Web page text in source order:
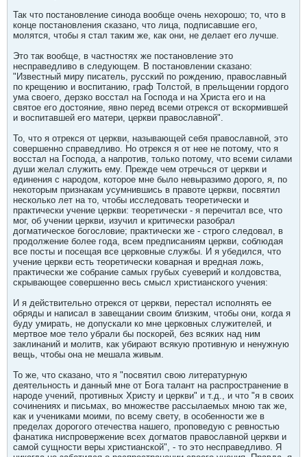
Так что постановление синода вообще очень нехорошо; то, что в
конце постановления сказано, что лица, подписавшие его,
молятся, чтобы я стал таким же, как они, не делает его лучше.
Это так вообще, в частностях же постановление это
несправедливо в следующем. В постановлении сказано:
"Известный миру писатель, русский по рождению, православный
по крещению и воспитанию, граф Толстой, в прельщении гордого
ума своего, дерзко восстал на Господа и на Христа его и на
святое его достояние, явно перед всеми отрекся от вскормившей
и воспитавшей его матери, церкви православной".
То, что я отрекся от церкви, называющей себя православной, это
совершенно справедливо. Но отрекся я от нее не потому, что я
восстал на Господа, а напротив, только потому, что всеми силами
души желал служить ему. Прежде чем отречься от церкви и
единения с народом, которое мне было невыразимо дорого, я, по
некоторым признакам усумнившись в правоте церкви, посвятил
несколько лет на то, чтобы исследовать теоретически и
практически учение церкви: теоретически - я перечитал все, что
мог, об учении церкви, изучил и критически разобрал
догматическое богословие; практически же - строго следовал, в
продолжение более года, всем предписаниям церкви, соблюдая
все посты и посещая все церковные службы. И я убедился, что
учение церкви есть теоретически коварная и вредная ложь,
практически же собрание самых грубых суеверий и колдовства,
скрывающее совершенно весь смысл христианского учения:
И я действительно отрекся от церкви, перестал исполнять ее
обряды и написал в завещании своим близким, чтобы они, когда я
буду умирать, не допускали ко мне церковных служителей, и
мертвое мое тело убрали бы поскорей, без всяких над ним
заклинаний и молитв, как убирают всякую противную и ненужную
вещь, чтобы она не мешала живым.
То же, что сказано, что я "посвятил свою литературную
деятельность и данный мне от Бога талант на распространение в
народе учений, противных Христу и церкви" и т.д., и что "я в своих
сочинениях и письмах, во множестве рассылаемых мною так же,
как и учениками моими, по всему свету, в особенности же в
пределах дорогого отечества нашего, проповедую с ревностью
фанатика ниспровержение всех догматов православной церкви и
самой сущности веры христианской", - то это несправедливо. Я